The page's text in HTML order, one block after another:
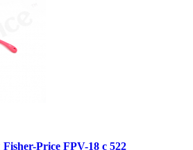
Price FPV-18 c 522